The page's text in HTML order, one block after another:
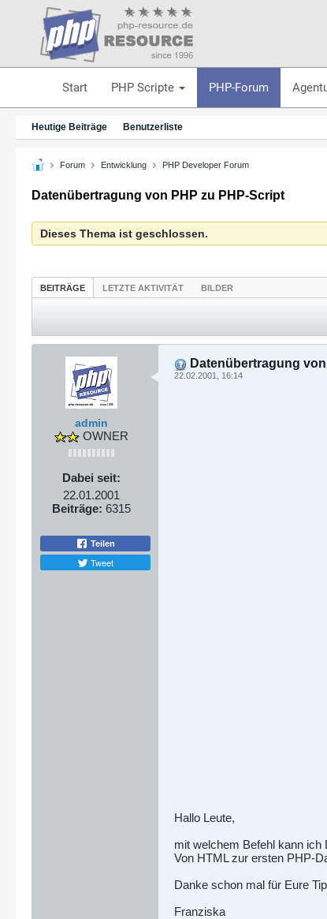
Start PHP Scripte PHP-Forum
Heutige Beiträge Benutzerliste
Forum Entwicklung PHP Developer Forum
Datenübertragung von PHP zu PHP-Script
Dieses Thema ist geschlossen.
BEITRÄGE LETZTE AKTIVITÄT BILDER
admin
OWNER
Dabei seit:
22.01.2001
Beiträge: 6315
Teilen
Tweet
Datenübertragung
22.02.2001, 16:14
Hallo Leute,
mit welchem Befehl kann ich
Von HTML zur ersten PHP-
Danke schon mal für Eure
Franziska